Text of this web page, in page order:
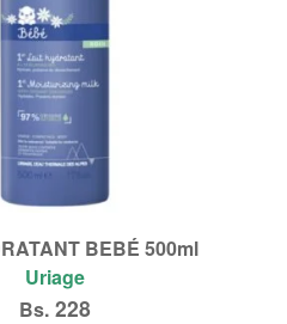
BEBÉ 500ml
Uriage
Bs.228